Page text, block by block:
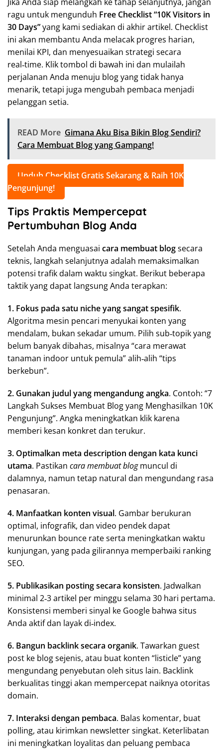
ragu untuk mengunduh Free Checklist “10K Visitors in
30 Days”yang kami sediakan di akhir artikel. Checklist
ini akan membantu Anda melacak progres harian,
menilai KPI, dan menyesuaikan strategi secara
real‑time. Klik tombol di bawah ini dan mulailah
perjalanan Anda menuju blog yang tidak hanya
menarik, tetapi juga mengubah pembaca menjadi
pelanggan setia.
READ More Gimana Aku Bisa Bikin Blog Sendiri?
Cara Membuat Blog yang Gampang!
Unduh Checklist Gratis Sekarang & Raih 10K
Pengunjung!
Tips Praktis Mempercepat
Pertumbuhan Blog Anda
Setelah Anda menguasai cara membuat blogsecara
teknis, langkah selanjutnya adalah memaksimalkan
potensi trafik dalam waktu singkat. Berikut beberapa
taktik yang dapat langsung Anda terapkan:
1. Fokus pada satu niche yang sangat spesifik.
Algoritma mesin pencari menyukai konten yang
mendalam, bukan sekadar umum. Pilih sub‑topik yang
belum banyak dibahas, misalnya “cara merawat
tanaman indoor untuk pemula” alih‑alih “tips
berkebun”.
2. Gunakan judul yang mengandung angka. Contoh: “7
Langkah Sukses Membuat Blog yang Menghasilkan 10K
Pengunjung”. Angka meningkatkan klik karena
memberi kesan konkret dan terukur.
3. Optimalkan meta description dengan kata kunci
utama. Pastikan cara membuat blogmuncul di
dalamnya, namun tetap natural dan mengundang rasa
penasaran.
4. Manfaatkan konten visual. Gambar berukuran
optimal, infografik, dan video pendek dapat
menurunkan bounce rate serta meningkatkan waktu
kunjungan, yang pada gilirannya memperbaiki ranking
SEO.
5. Publikasikan posting secara konsisten. Jadwalkan
minimal 2‑3 artikel per minggu selama 30 hari pertama.
Konsistensi memberi sinyal ke Google bahwa situs
Anda aktif dan layak di‑index.
6. Bangun backlink secara organik. Tawarkan guest
post ke blog sejenis, atau buat konten “listicle” yang
mengundang penyebutan oleh situs lain. Backlink
berkualitas tinggi akan mempercepat naiknya otoritas
domain.
7. Interaksi dengan pembaca. Balas komentar, buat
polling, atau kirimkan newsletter singkat. Keterlibatan
ini meningkatkan loyalitas dan peluang pembaca